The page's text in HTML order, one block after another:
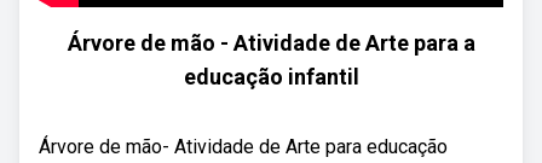
Árvore de mão - Atividade de Arte para a
educação infantil
Árvore de mão- Atividade de Arte para educação